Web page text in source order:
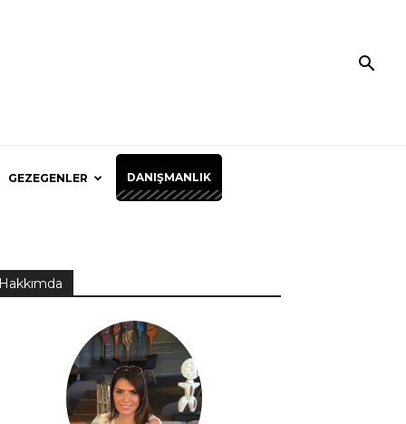
GEZEGENLER DANIŞMANLIK
Hakkımda